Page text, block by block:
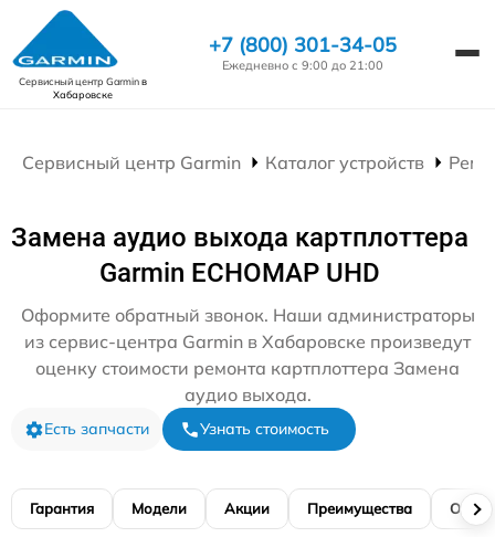
Сервисный центр Garminв
Хабаровске
+7 (800) 301-34-05
Ежедневно с 9:00 до 21:00
Сервисный центр Garmin Каталог устройств
Замена аудио выхода картплоттера
Garmin ECHOMAP UHD
Оформите обратный звонок. Наши администраторы
из сервис-центра Garmin в Хабаровске произведут
оценку стоимости ремонта картплоттера Замена
аудио выхода.
Есть запчасти Узнать стоимость
Гарантия Модели Акции Преимущества